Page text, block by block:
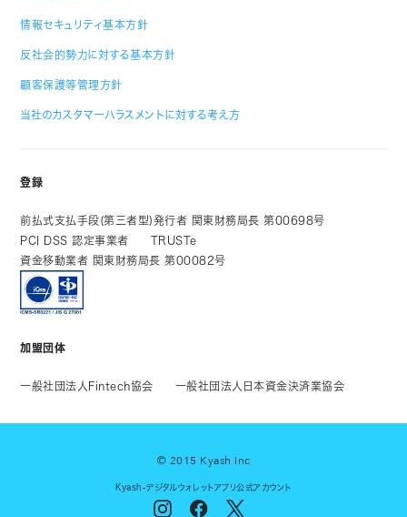
情報セキュリティ基本方針
反社会的勢力に対する基本方針
顧客保護等管理方針
当社のカスタマーハラスメントに対する考え方
登録
前払式支払手段(第三者型)発行者 関東財務局長 第00698号
PCI DSS 認定事業者
TRUSTe
資金移動業者 関東財務局長 第00082号
加盟団体
一般社団法人Fintech協会 一般社団法人日本資金決済業協会
© 2015 Kyash Inc
Kyash-デジタルウォレットアプリ公式アカウント